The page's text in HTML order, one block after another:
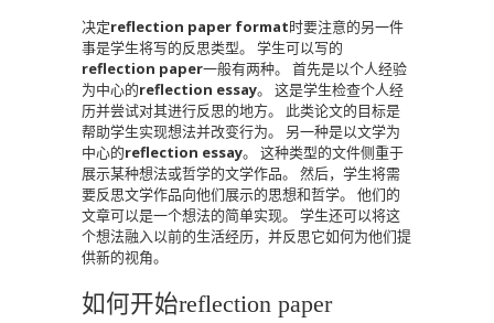
决定reflection paper format时要注意的另一件
事是学生将写的反思类型。
学生可以写的
reflection paper一般有两种。
首先是以个人经验
为中心的reflection essay。
这是学生检查个人经
历并尝试对其进行反思的地方。
此类论文的目标是
帮助学生实现想法并改变行为。
另一种是以文学为
中心的reflection essay。
这种类型的文件侧重于
展示某种想法或哲学的文学作品。
然后，学生将需
要反思文学作品向他们展示的思想和哲学。
他们的
文章可以是一个想法的简单实现。
学生还可以将这
个想法融入以前的生活经历，并反思它如何为他们提
供新的视角。
如何开始reflection paper